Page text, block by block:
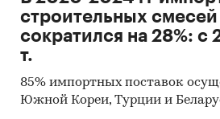
строительных
сократился на 28%: с
т.
85% импортных поставок
Южной Кореи, Турции и